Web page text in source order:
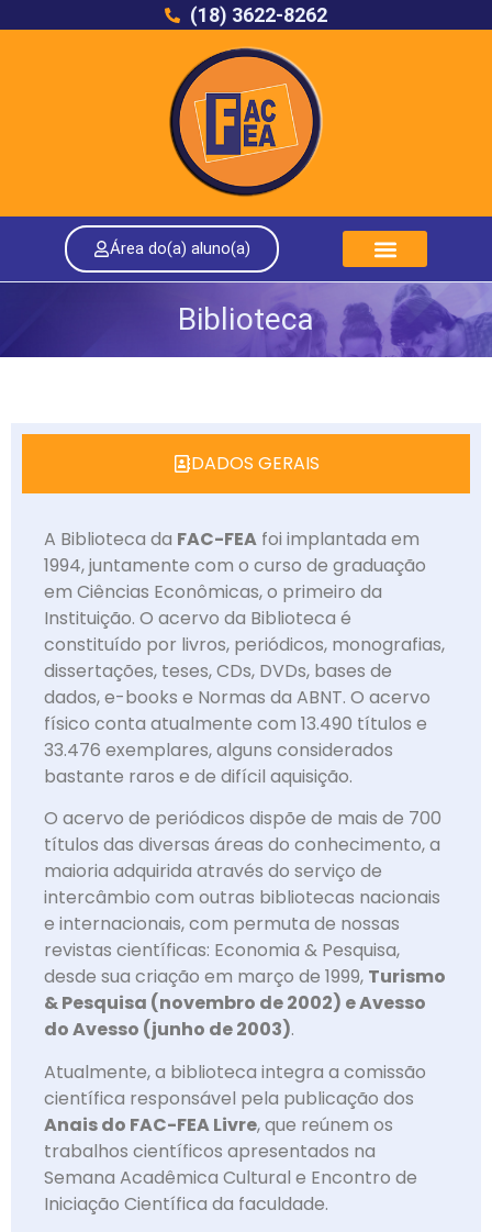
(18) 3622-8262
Área do(a) aluno(a)
Biblioteca
DADOS GERAIS
A Biblioteca da FAC-FEA foi implantada em
1994, juntamente com o curso de graduação
em Ciências Econômicas, o primeiro da
Instituição. O acervo da Biblioteca é
constituído por livros, periódicos, monografias,
dissertações, teses, CDs, DVDs, bases de
dados, e-books e Normas da ABNT. O acervo
físico conta atualmente com 13.490 títulos e
33.476 exemplares, alguns considerados
bastante raros e de difícil aquisição.
O acervo de periódicos dispõe de mais de 700
títulos das diversas áreas do conhecimento, a
maioria adquirida através do serviço de
intercâmbio com outras bibliotecas nacionais
e internacionais, com permuta de nossas
revistas científicas: Economia & Pesquisa,
desde sua criação em março de 1999, Turismo
& Pesquisa (novembro de 2002) e Avesso
do Avesso (junho de 2003).
Atualmente, a biblioteca integra a comissão
científica responsável pela publicação dos
Anais do FAC-FEA Livre, que reúnem os
trabalhos científicos apresentados na
Semana Acadêmica Cultural e Encontro de
Iniciação Científica da faculdade.